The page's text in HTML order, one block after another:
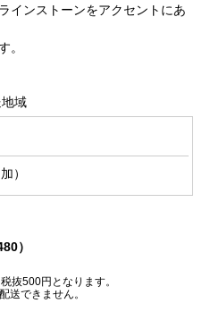
インストーンをアクセントにあ
。
域
）
）
抜500円となります。
送できません。